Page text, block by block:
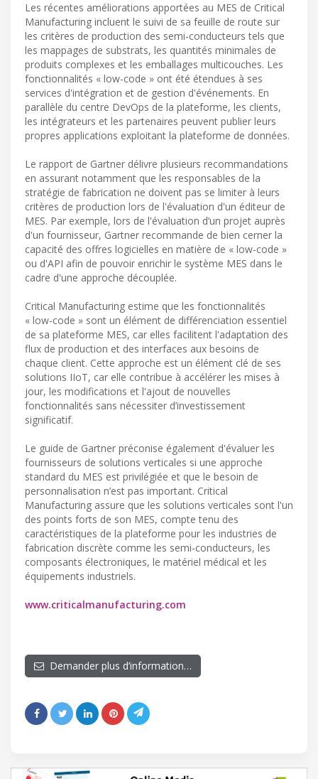
Les récentes améliorations apportées au MES de Critical
Manufacturing incluent le suivi de sa feuille de route sur
les critères de production des semi-conducteurs tels que
les mappages de substrats, les quantités minimales de
produits complexes et les emballages multicouches. Les
fonctionnalités « low-code » ont été étendues à ses
services d'intégration et de gestion d'événements. En
parallèle du centre DevOps de la plateforme, les clients,
les intégrateurs et les partenaires peuvent publier leurs
propres applications exploitant la plateforme de données.
Le rapport de Gartner délivre plusieurs recommandations
en assurant notamment que les responsables de la
stratégie de fabrication ne doivent pas se limiter à leurs
critères de production lors de l'évaluation d'un éditeur de
MES. Par exemple, lors de l'évaluation d’un projet auprès
d'un fournisseur, Gartner recommande de bien cerner la
capacité des offres logicielles en matière de « low-code »
ou d'API afin de pouvoir enrichir le système MES dans le
cadre d'une approche découplée.
Critical Manufacturing estime que les fonctionnalités
« low-code » sont un élément de différenciation essentiel
de sa plateforme MES, car elles facilitent l'adaptation des
flux de production et des interfaces aux besoins de
chaque client. Cette approche est un élément clé de ses
solutions IIoT, car elle contribue à accélérer les mises à
jour, les modifications et l'ajout de nouvelles
fonctionnalités sans nécessiter d’investissement
significatif.
Le guide de Gartner préconise également d'évaluer les
fournisseurs de solutions verticales si une approche
standard du MES est privilégiée et que le besoin de
personnalisation n’est pas important. Critical
Manufacturing assure que les solutions verticales sont l'un
des points forts de son MES, compte tenu des
caractéristiques de la plateforme pour les industries de
fabrication discrète comme les semi-conducteurs, les
composants électroniques, le matériel médical et les
équipements industriels.
www.criticalmanufacturing.com
Demander plus d’information…